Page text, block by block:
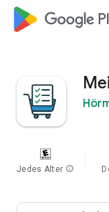
google_logo
Jedes Alter info